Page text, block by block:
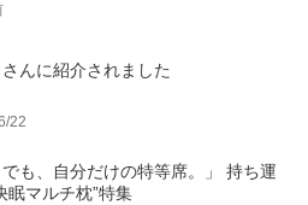
さんに紹介されました
22
でも、自分だけの特等席。」 持ち運
眠マルチ枕”特集